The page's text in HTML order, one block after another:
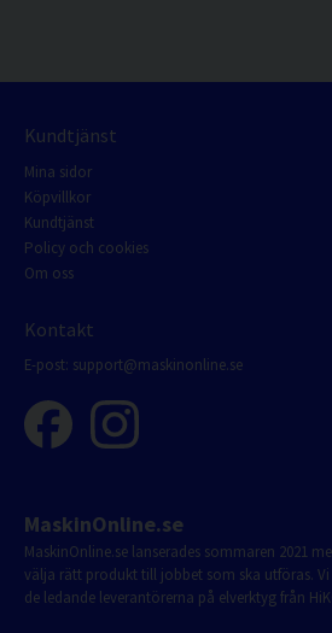
Kundtjänst
Mina sidor
Köpvillkor
Kundtjänst
Policy och cookies
Om oss
Kontakt
E-post: support@maskinonline.se
MaskinOnline.se
MaskinOnline.se lanserades sommaren 2021
välja rätt produkt till jobbet som ska utföras.
de ledande leverantörerna på elverktyg från